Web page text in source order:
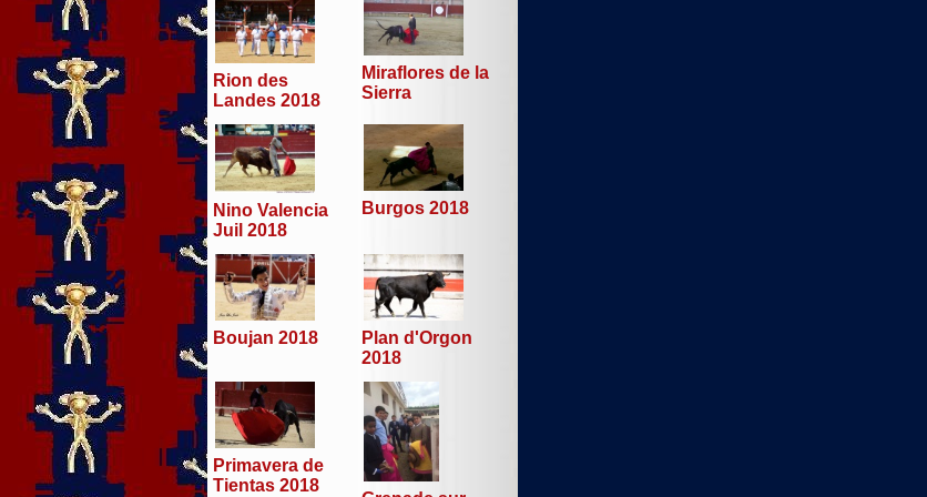
Rion des
Landes 2018
Miraflores de la
Sierra
Nino Valencia
Juil 2018
Burgos 2018
Boujan 2018
Plan d'Orgon
2018
Primavera de
Tientas 2018